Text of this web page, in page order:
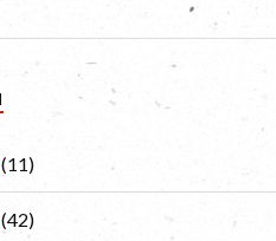
(11)
(42)